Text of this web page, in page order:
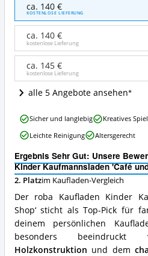
Kaufladen
Kinder
Kaufmannsladen
'Café
und
Shop'
Angebote:
Wo
ist
Kaufladen
erhältlich?
ca. 140 €
KOSTENLOSE LIEFERUNG
ca. 140 €
kostenlose Lieferung
ca. 145 €
kostenlose Lieferung
alle 5 Angebote ansehen
Ergebnis Sehr Gut: Unsere
Kinder Kaufmannsladen 'Café
2. Platzim Kaufladen-Vergleich
Der roba Kaufladen Kinder
Shop‘ sticht als Top-Pick für
deinem persönlichen
besonders
Holzkonstruktion und dem
roba
Kaufladen
Kinder
'Café
und
Shop'
Vorteile:
Was
spricht
für
diesen
Kaufladen?
Sicher und langlebig Kreatives
Leichte Reinigung
Altersgerecht